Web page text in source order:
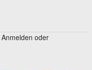
Anmelden oder